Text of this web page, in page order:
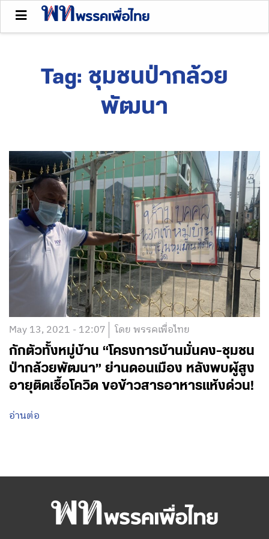
Tag: ชุมชนป่ากล้วย
พัฒนา
May 13, 2021 - 12:07 โดย พรรคเพื่อไทย
กักตัวทั้งหมู่บ้าน “โครงการบ้านมั่นคง-ชุมชน
ป่ากล้วยพัฒนา” ย่านดอนเมือง หลังพบผู้สูง
อายุติดเชื้อโควิด ขอข้าวสารอาหารแห้งด่วน!
อ่านต่อ